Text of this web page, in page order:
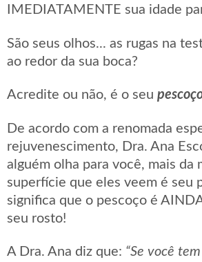
IMEDIATAMENTE sua idade
São seus olhos... as rugas na
ao redor da sua boca?
Acredite ou não, é o seu
De acordo com a renomada
rejuvenescimento, Dra. Ana
alguém olha para você, mais da
superfície que eles veem é seu
significa que o pescoço é
seu rosto!
A Dra. Ana diz que: “Se você